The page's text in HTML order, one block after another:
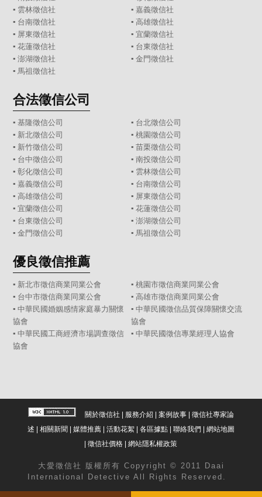
▪ 雲林徵信社 ▪ 嘉義徵信社
▪ 台南徵信社 ▪ 高雄徵信社
▪ 屏東徵信社 ▪ 宜蘭徵信社
▪花蓮徵信社 ▪ 台東徵信社
▪澎湖徵信社 ▪ 金門徵信社
▪ 馬祖徵信社
合法徵信公司
▪基隆徵信公司 ▪ 台北徵信公司
▪ 新北徵信公司 ▪ 桃園徵信公司
▪ 新竹徵信公司 ▪ 苗栗徵信公司
▪ 台中徵信公司 ▪ 南投徵信公司
▪彰化徵信公司 ▪ 雲林徵信公司
▪嘉義徵信公司 ▪ 台南徵信公司
▪高雄徵信公司 ▪ 屏東徵信公司
▪宜蘭徵信公司 ▪ 花蓮徵信公司
▪ 台東徵信公司 ▪ 澎湖徵信公司
▪金門徵信公司 ▪ 馬祖徵信公司
優良徵信推薦
▪ 新北市徵信商業同業公會
▪ 桃園市徵信商業同業公會
▪ 台中市徵信商業同業公會
▪ 高雄市徵信商業同業公會
▪ 中華民國婚姻感情家庭暴力關懷
協會
▪ 中華民國徵信品質保障關懷交流
協會
▪ 中華民國工商經濟市場調查徵信
協會
▪ 中華民國徵信專業經理人協會
關於徵信社 | 服務介紹| 案例故事| 徵信社專家論
述 | 相關新聞 | 媒體推薦| 活動花絮| 各區據點| 聯絡我們| 網站地圖
|徵信社價格 |網站隱私權政策
大愛 徵信社
版權所有 Copyright © 2011 Daai
International Detective All Rights Reserved.